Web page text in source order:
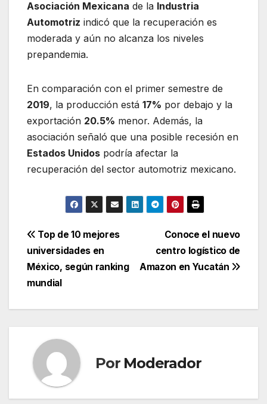
Asociación Mexicana de la Industria
Automotriz indicó que la recuperación es
moderada y aún no alcanza los niveles
prepandemia.
En comparación con el primer semestre de
2019, la producción está 17% por debajo y la
exportación 20.5% menor. Además, la
asociación señaló que una posible recesión en
Estados Unidos podría afectar la
recuperación del sector automotriz mexicano.
Navegación
de
entradas
Conoce el nuevo
centro logístico de
Amazon en Yucatán
Top de 10 mejores
universidades en
México, según ranking
mundial
Por Moderador